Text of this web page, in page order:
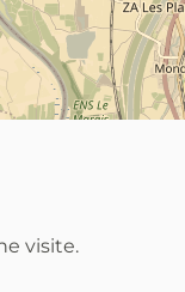
visite.